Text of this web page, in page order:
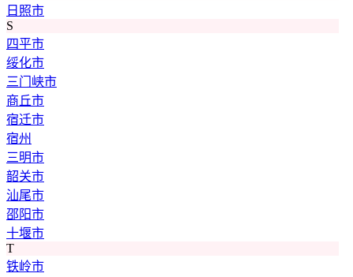
日照市
S
四平市
绥化市
三门峡市
商丘市
宿迁市
宿州
三明市
韶关市
汕尾市
邵阳市
十堰市
T
铁岭市